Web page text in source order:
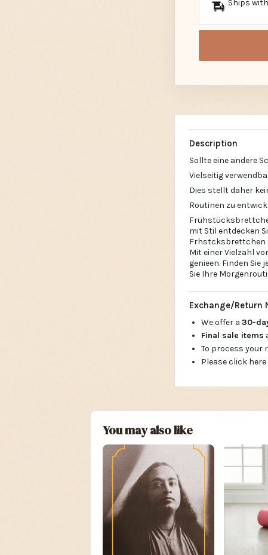
Ships
Description
Sollte eine andere
Vielseitig
Dies stellt daher
Routinen zu
mit Stil entdecken
Frhstcksbrettchen
Mit einer Vielzahl
genieen. Finden
Sie Ihre
Exchange/Return
We offer a 30-
Final sale items
To process your
Please click
You may also like